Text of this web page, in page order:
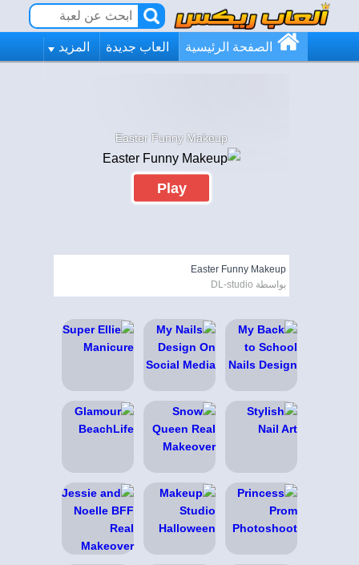
الصفحة الرئيسية العاب جديدة المزيد
Easter Funny Makeup
Play
Easter Funny Makeup
بواسطة DL-studio